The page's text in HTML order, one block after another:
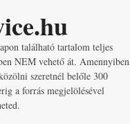
található tartalom teljes
NEM vehető át. Amennyiben
szeretnél belőle 300
a forrás megjelölésével